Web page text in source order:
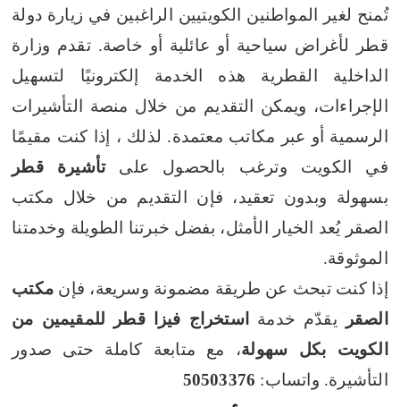
تُمنح لغير المواطنين الكويتيين الراغبين في زيارة دولة
قطر لأغراض سياحية أو عائلية أو خاصة. تقدم وزارة
الداخلية القطرية هذه الخدمة إلكترونيًا لتسهيل
الإجراءات، ويمكن التقديم من خلال منصة التأشيرات
الرسمية أو عبر مكاتب معتمدة. لذلك ، إذا كنت مقيمًا
في الكويت وترغب بالحصول علىتأشيرة قطر
بسهولة وبدون تعقيد، فإن التقديم من خلال مكتب
الصقر يُعد الخيار الأمثل، بفضل خبرتنا الطويلة وخدمتنا
الموثوقة.
إذا كنت تبحث عن طريقة مضمونة وسريعة، فإن مكتب
الصقر
يقدّم خدمة
استخراج فيزا قطر للمقيمين من
الكويت بكل سهولة، مع متابعة كاملة حتى صدور
التأشيرة. واتساب: 50503376